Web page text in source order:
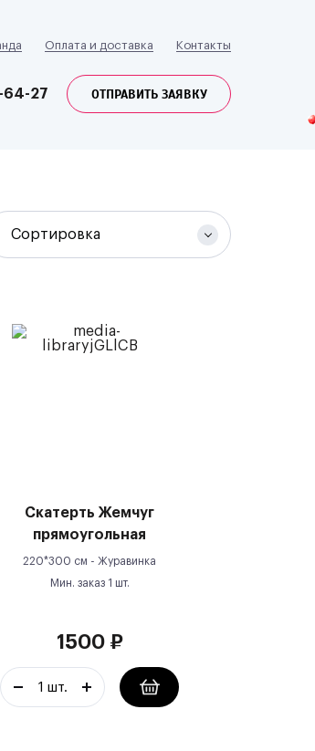
Оплата и доставка Контакты
64-27 ОТПРАВИТЬ ЗАЯВКУ
Сортировка
Скатерть Жемчуг
прямоугольная
220*300 см - Журавинка
Мин. заказ 1 шт.
1500₽